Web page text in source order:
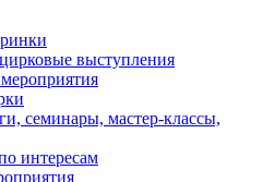
выступления
семинары, мастер-классы,
интересам